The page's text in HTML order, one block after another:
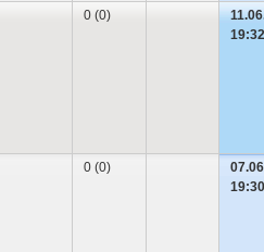
0 (0)
19:32
0 (0)
19:30